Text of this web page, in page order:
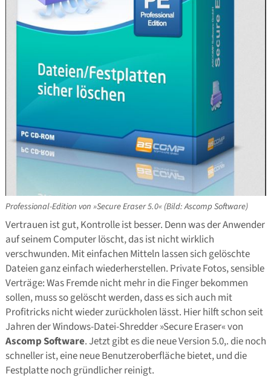
Professional-Edition von »Secure Eraser 5.0« (Bild: Ascomp Software)
Vertrauen ist gut, Kontrolle ist besser. Denn was der Anwender
auf seinem Computer löscht, das ist nicht wirklich
verschwunden. Mit einfachen Mitteln lassen sich gelöschte
Dateien ganz einfach wiederherstellen. Private Fotos, sensible
Verträge: Was Fremde nicht mehr in die Finger bekommen
sollen, muss so gelöscht werden, dass es sich auch mit
Profitricks nicht wieder zurückholen lässt. Hier hilft schon seit
Jahren der Windows-Datei-Shredder »Secure Eraser« von
Ascomp Software. Jetzt gibt es die neue Version 5.0,. die noch
schneller ist, eine neue Benutzeroberfläche bietet, und die
Festplatte noch gründlicher reinigt.